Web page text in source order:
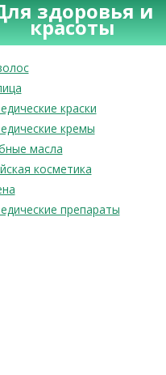
здоровья и
красоты
краски
кремы
масла
косметика
препараты